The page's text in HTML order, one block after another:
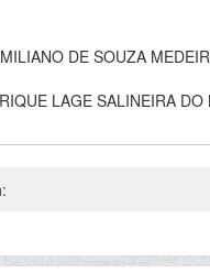
DE SOUZA
LAGE SALINEIRA DO
: